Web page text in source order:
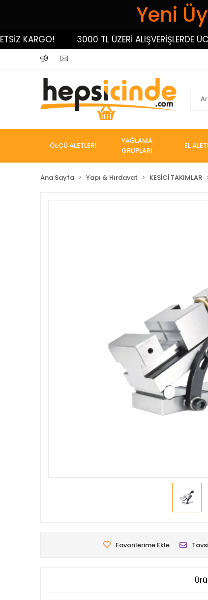
Yeni
KARGO! 3000 TL ÜZERİ ALIŞVERİŞLERDE
ÖLÇÜ ALETLERİ
YAĞLAMA
GRUPLARI
EL
Ana Sayfa Yapı & Hırdavat KESİCİ TAKIMLAR
Favorilerime Ekle